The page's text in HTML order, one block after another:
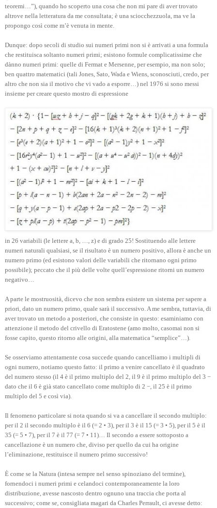
teoremi…”), quando ho scoperto una cosa che non mi pare di aver trovato
altrove nella letteratura da me consultata; è una sciocchezzuola, ma ve la
propongo così come m’è venuta in mente.
Dunque: dopo secoli di studio sui numeri primi non si è arrivati a una formula
che restituisca soltanto numeri primi; esistono formule complicatissime che
dànno numeri primi: quelle di Fermat e Mersenne, per esempio, ma non solo;
ben quattro matematici (tali Jones, Sato, Wada e Wiens, sconosciuti, credo, per
altro che non sia il motivo che vi vado a esporre…) nel 1976 si sono messi
insieme per creare questo mostro di espressione
in 26 variabili (le lettere a, b, …, z) e di grado 25! Sostituendo alle lettere
numeri naturali qualsiasi, se il risultato è un numero positivo, allora è anche un
numero primo (ed esistono valori delle variabili che ritornano ogni primo
possibile); peccato che il più delle volte quell’espressione ritorni un numero
negativo…
A parte le mostruosità, dicevo che non sembra esistere un sistema per sapere a
priori, dato un numero primo, quale sarà il successivo. A me sembra, tuttavia, di
aver trovato un metodo a posteriori, che consiste in questo: esaminiamo con
attenzione il metodo del crivello di Eratostene (amo molto, casomai non si
fosse capito, questo ritorno alle origini, alla matematica “semplice”…).
Se osserviamo attentamente cosa succede quando cancelliamo i multipli di
ogni numero, notiamo questo fatto: il primo a venire cancellato è il quadrato
del numero stesso (il 4 è il primo multiplo del 2, il 9 è il primo multiplo del 3 −
dato che il 6 è già stato cancellato come multiplo di 2 −, il 25 è il primo
multiplo del 5 e così via).
Il fenomeno particolare si nota quando si va a cancellare il secondo multiplo:
per il 2 il secondo multiplo è il 6 (= 2 • 3), per il 3 è il 15 (= 3 • 5), per il 5 è il
35 (= 5 • 7), per il 7 è il 77 (= 7 • 11)… Il secondo a essere sottoposto a
cancellazione è un numero che, diviso per quello da cui ha origine
l’eliminazione, restituisce il numero primo successivo!
È come se la Natura (intesa sempre nel senso spinoziano del termine),
fornendoci i numeri primi e celandoci contemporaneamente la loro
distribuzione, avesse nascosto dentro ognuno una traccia che porta al
successivo; come se, consigliata magari da Charles Perrault, ci avesse detto: